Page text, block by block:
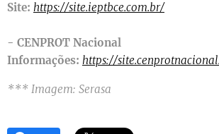
Site: https://site.ieptbce.com.br/
- CENPROT Nacional
Informações: https://
*** Imagem: Serasa